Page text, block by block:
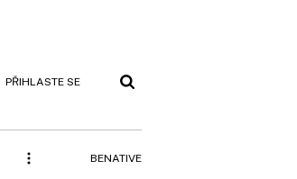
PŘIHLASTE SE
BENATIVE